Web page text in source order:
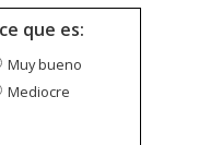
que es:
Muy bueno
Mediocre